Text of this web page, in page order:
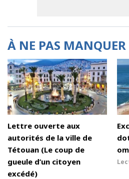
À NE PAS MANQUER
Lettre ouverte aux
autorités de la ville de
Tétouan (Le coup de
gueule d’un citoyen
excédé)